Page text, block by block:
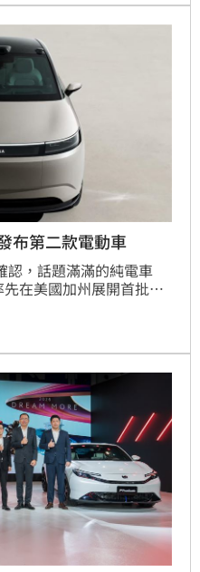
布第二款電動車
，話題滿滿的純電車
在美國加州展開首批交
樂科技實力，以及